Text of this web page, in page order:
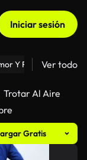
Iniciar sesión
Y Relaciones
Ver todo
Trotar Al Aire
Gratis